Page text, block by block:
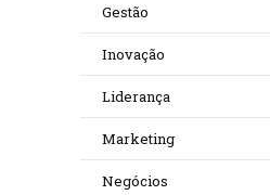
Gestão
Inovação
Liderança
Marketing
Negócios